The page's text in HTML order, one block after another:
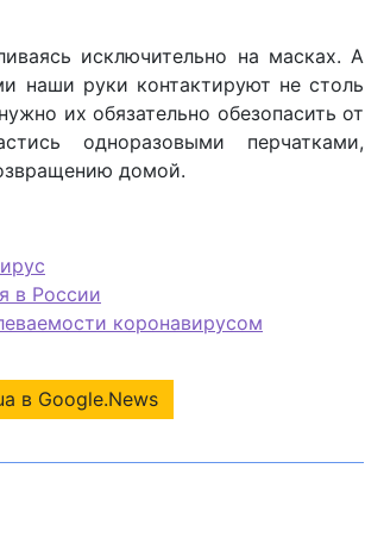
исключительно на масках. А
наши руки контактируют не столь
их обязательно обезопасить от
одноразовыми перчатками,
домой.
в России
коронавирусом
в Google.News